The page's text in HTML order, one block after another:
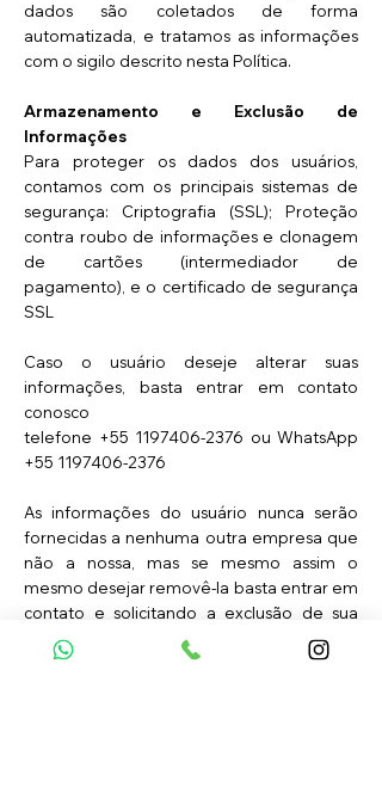
dados são coletados de forma
automatizada, e tratamos as informações
com o sigilo descrito nesta Política.
Armazenamento e Exclusão de
Informações
Para proteger os dados dos usuários,
contamos com os principais sistemas de
segurança: Criptografia (SSL); Proteção
contra roubo de informações e clonagem
de cartões (intermediador de
pagamento), e o certificado de segurança
SSL
Caso o usuário deseje alterar suas
informações, basta entrar em contato
conosco
telefone +55 1197406-2376 ou WhatsApp
+55 1197406-2376
As informações do usuário nunca serão
fornecidas a nenhuma outra empresa que
não a nossa, mas se mesmo assim o
mesmo desejar removê-la basta entrar em
contato e solicitando a exclusão de sua
conta. A conta será excluída juntamente
com todos os dados do usuário.